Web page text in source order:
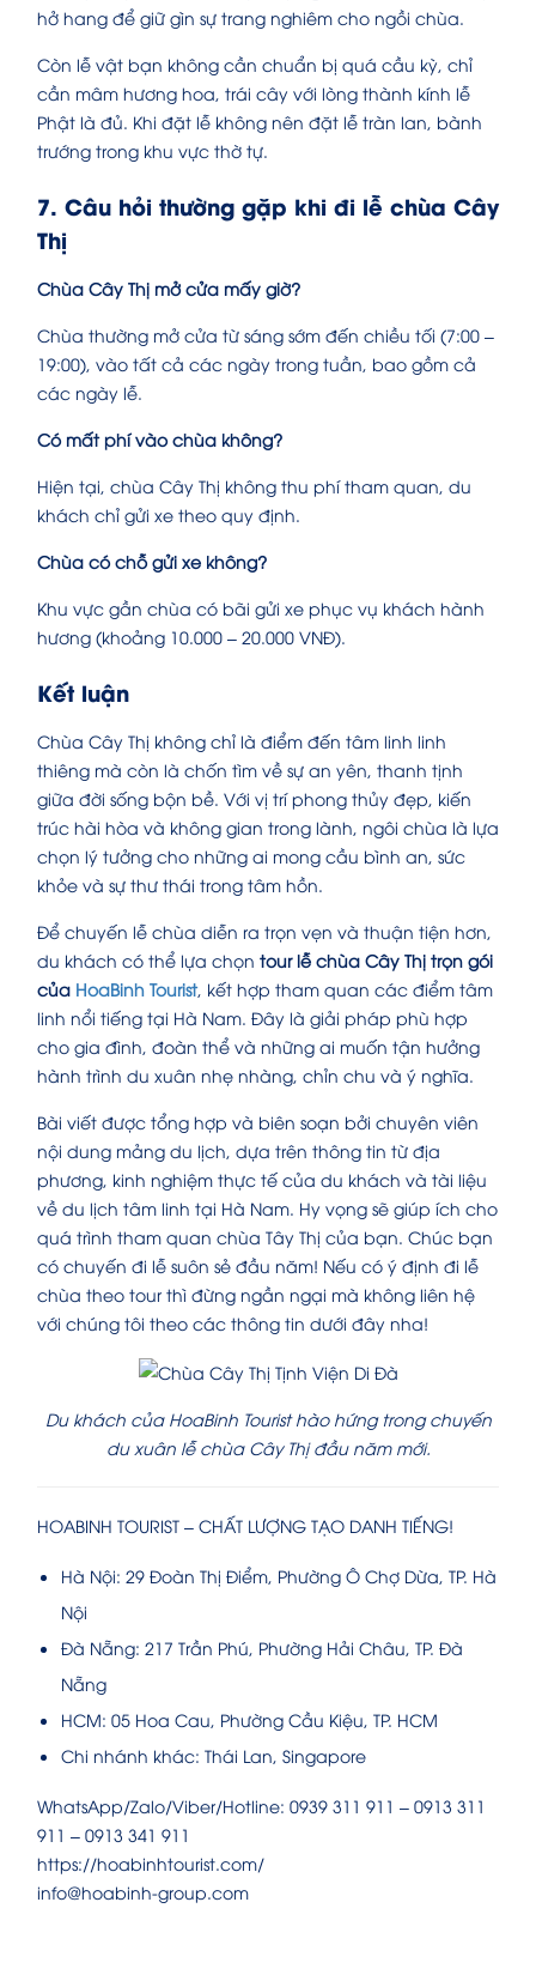
hở hang để giữ gìn sự trang nghiêm cho ngồi chùa.
Còn lễ vật bạn không cần chuẩn bị quá cầu kỳ, chỉ
cần mâm hương hoa, trái cây với lòng thành kính lễ
Phật là đủ. Khi đặt lễ không nên đặt lễ tràn lan, bành
trướng trong khu vực thờ tự.
7. Câu hỏi thường gặp khi đi lễ chùa Cây
Thị
Chùa Cây Thị mở cửa mấy giờ?
Chùa thường mở cửa từ sáng sớm đến chiều tối (7:00 –
19:00), vào tất cả các ngày trong tuần, bao gồm cả
các ngày lễ.
Có mất phí vào chùa không?
Hiện tại, chùa Cây Thị không thu phí tham quan, du
khách chỉ gửi xe theo quy định.
Chùa có chỗ gửi xe không?
Khu vực gần chùa có bãi gửi xe phục vụ khách hành
hương (khoảng 10.000 – 20.000 VNĐ).
Kết luận
Chùa Cây Thị không chỉ là điểm đến tâm linh linh
thiêng mà còn là chốn tìm về sự an yên, thanh tịnh
giữa đời sống bộn bề. Với vị trí phong thủy đẹp, kiến
trúc hài hòa và không gian trong lành, ngôi chùa là lựa
chọn lý tưởng cho những ai mong cầu bình an, sức
khỏe và sự thư thái trong tâm hồn.
Để chuyến lễ chùa diễn ra trọn vẹn và thuận tiện hơn,
du khách có thể lựa chọn tour lễ chùa Cây Thị trọn gói
của HoaBinh Tourist, kết hợp tham quan các điểm tâm
linh nổi tiếng tại Hà Nam. Đây là giải pháp phù hợp
cho gia đình, đoàn thể và những ai muốn tận hưởng
hành trình du xuân nhẹ nhàng, chỉn chu và ý nghĩa.
Bài viết được tổng hợp và biên soạn bởi chuyên viên
nội dung mảng du lịch, dựa trên thông tin từ địa
phương, kinh nghiệm thực tế của du khách và tài liệu
về du lịch tâm linh tại Hà Nam. Hy vọng sẽ giúp ích cho
quá trình tham quan chùa Tây Thị của bạn. Chúc bạn
có chuyến đi lễ suôn sẻ đầu năm! Nếu có ý định đi lễ
chùa theo tour thì đừng ngần ngại mà không liên hệ
với chúng tôi theo các thông tin dưới đây nha!
Du khách của HoaBinh Tourist hào hứng trong chuyến
du xuân lễ chùa Cây Thị đầu năm mới.
HOABINH TOURIST – CHẤT LƯỢNG TẠO DANH TIẾNG!
Hà Nội: 29 Đoàn Thị Điểm, Phường Ô Chợ Dừa, TP. Hà
Nội
Đà Nẵng: 217 Trần Phú, Phường Hải Châu, TP. Đà
Nẵng
HCM: 05 Hoa Cau, Phường Cầu Kiệu, TP. HCM
Chi nhánh khác: Thái Lan, Singapore
WhatsApp/Zalo/Viber/Hotline: 0939 311 911 – 0913 311
911 – 0913 341 911
https://hoabinhtourist.com/
info@hoabinh-group.com